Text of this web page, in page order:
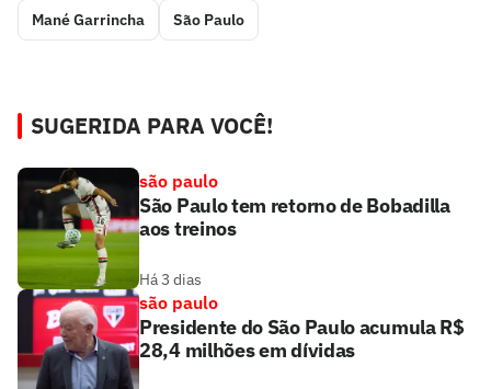
Mané Garrincha São Paulo
SUGERIDA PARA VOCÊ!
são paulo
São Paulo tem retorno de Bobadilla
aos treinos
Há 3 dias
são paulo
Presidente do São Paulo acumula R$
28,4 milhões em dívidas